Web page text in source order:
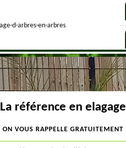
La référence en elagage
ON VOUS RAPPELLE GRATUITEMENT